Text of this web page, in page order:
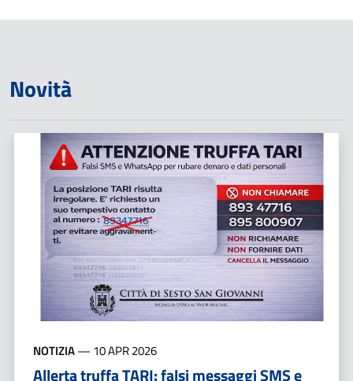
Novità
NOTIZIA— 10 APR 2026
Allerta truffa TARI: falsi messaggi SMS e